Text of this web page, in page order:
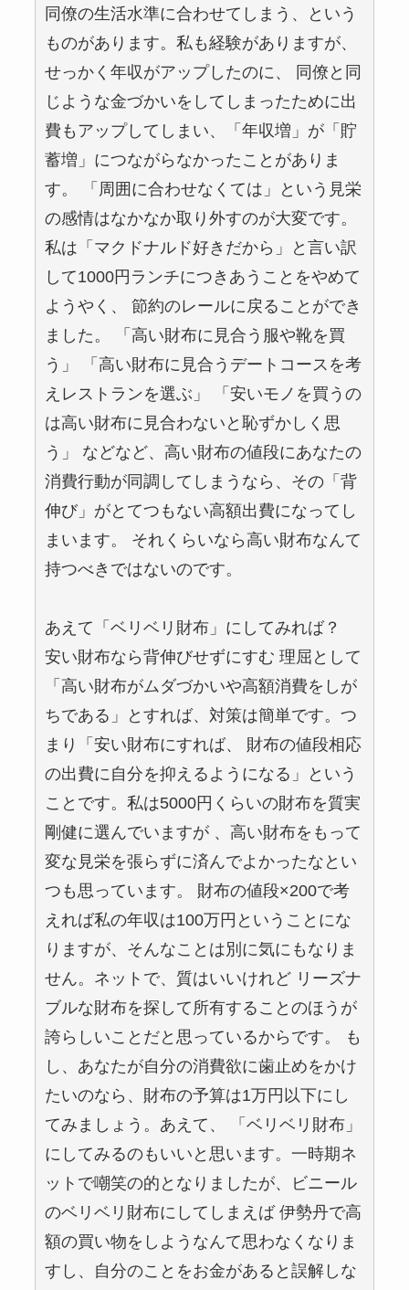
同僚の生活水準に合わせてしまう、という
ものがあります。私も経験がありますが、
せっかく年収がアップしたのに、 同僚と同
じような金づかいをしてしまったために出
費もアップしてしまい、「年収増」が「貯
蓄増」につながらなかったことがありま
す。 「周囲に合わせなくては」という見栄
の感情はなかなか取り外すのが大変です。
私は「マクドナルド好きだから」と言い訳
して1000円ランチにつきあうことをやめて
ようやく、 節約のレールに戻ることができ
ました。 「高い財布に見合う服や靴を買
う」 「高い財布に見合うデートコースを考
えレストランを選ぶ」 「安いモノを買うの
は高い財布に見合わないと恥ずかしく思
う」 などなど、高い財布の値段にあなたの
消費行動が同調してしまうなら、その「背
伸び」がとてつもない高額出費になってし
まいます。 それくらいなら高い財布なんて
持つべきではないのです。
あえて「ベリベリ財布」にしてみれば？
安い財布なら背伸びせずにすむ 理屈として
「高い財布がムダづかいや高額消費をしが
ちである」とすれば、対策は簡単です。つ
まり「安い財布にすれば、 財布の値段相応
の出費に自分を抑えるようになる」という
ことです。私は5000円くらいの財布を質実
剛健に選んでいますが 、高い財布をもって
変な見栄を張らずに済んでよかったなとい
つも思っています。 財布の値段×200で考
えれば私の年収は100万円ということにな
りますが、そんなことは別に気にもなりま
せん。ネットで、質はいいけれど リーズナ
ブルな財布を探して所有することのほうが
誇らしいことだと思っているからです。 も
し、あなたが自分の消費欲に歯止めをかけ
たいのなら、財布の予算は1万円以下にし
てみましょう。あえて、 「ベリベリ財布」
にしてみるのもいいと思います。一時期ネ
ットで嘲笑の的となりましたが、ビニール
のベリベリ財布にしてしまえば 伊勢丹で高
額の買い物をしようなんて思わなくなりま
すし、自分のことをお金があると誤解しな